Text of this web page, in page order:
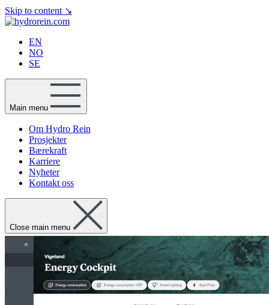
Skip to content ↘
EN
NO
SE
Main menu
Om Hydro Rein
Prosjekter
Bærekraft
Karriere
Nyheter
Kontakt oss
Close main menu